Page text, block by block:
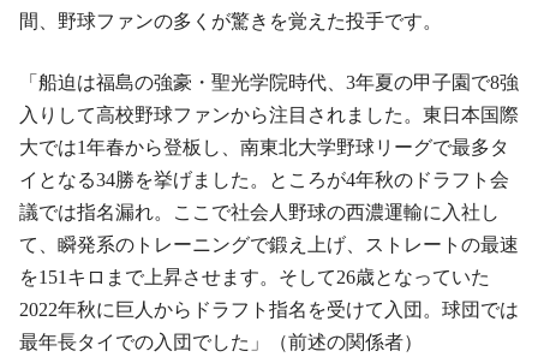
間、野球ファンの多くが驚きを覚えた投手です。
「船迫は福島の強豪・聖光学院時代、3年夏の甲子園で8強
入りして高校野球ファンから注目されました。東日本国際
大では1年春から登板し、南東北大学野球リーグで最多タ
イとなる34勝を挙げました。ところが4年秋のドラフト会
議では指名漏れ。ここで社会人野球の西濃運輸に入社し
て、瞬発系のトレーニングで鍛え上げ、ストレートの最速
を151キロまで上昇させます。そして26歳となっていた
2022年秋に巨人からドラフト指名を受けて入団。球団では
最年長タイでの入団でした」（前述の関係者）